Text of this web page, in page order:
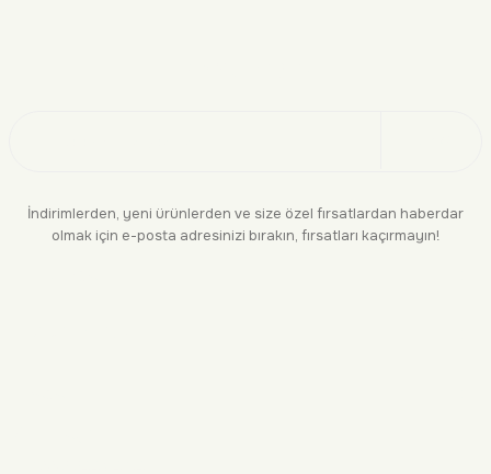
İndirimlerden, yeni ürünlerden ve size özel fırsatlardan haberdar
olmak için e-posta adresinizi bırakın, fırsatları kaçırmayın!